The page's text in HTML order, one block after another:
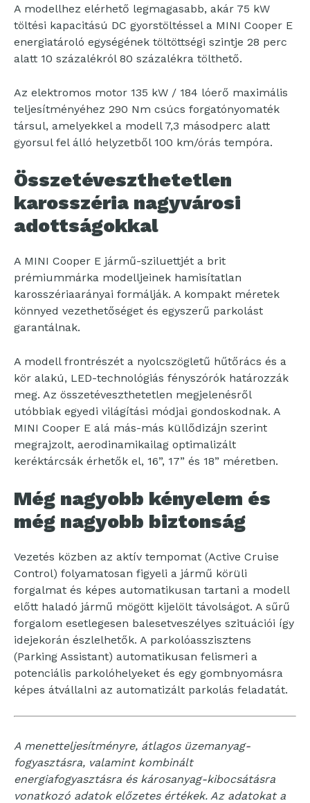
A modellhez elérhető legmagasabb, akár 75 kW
töltési kapacitású DC gyorstöltéssel a MINI Cooper E
energiatároló egységének töltöttségi szintje 28 perc
alatt 10 százalékról 80 százalékra tölthető.
Az elektromos motor 135 kW / 184 lóerő maximális
teljesítményéhez 290 Nm csúcs forgatónyomaték
társul, amelyekkel a modell 7,3 másodperc alatt
gyorsul fel álló helyzetből 100 km/órás tempóra.
Összetéveszthetetlen
karosszéria nagyvárosi
adottságokkal
A MINI Cooper E jármű-sziluettjét a brit
prémiummárka modelljeinek hamisítatlan
karosszériaarányai formálják. A kompakt méretek
könnyed vezethetőséget és egyszerű parkolást
garantálnak.
A modell frontrészét a nyolcszögletű hűtőrács és a
kör alakú, LED-technológiás fényszórók határozzák
meg. Az összetéveszthetetlen megjelenésről
utóbbiak egyedi világítási módjai gondoskodnak. A
MINI Cooper E alá más-más küllődizájn szerint
megrajzolt, aerodinamikailag optimalizált
keréktárcsák érhetők el, 16”, 17” és 18” méretben.
Még nagyobb kényelem és
még nagyobb biztonság
Vezetés közben az aktív tempomat (Active Cruise
Control) folyamatosan figyeli a jármű körüli
forgalmat és képes automatikusan tartani a modell
előtt haladó jármű mögött kijelölt távolságot. A sűrű
forgalom esetlegesen balesetveszélyes szituációi így
idejekorán észlelhetők. A parkolóasszisztens
(Parking Assistant) automatikusan felismeri a
potenciális parkolóhelyeket és egy gombnyomásra
képes átvállalni az automatizált parkolás feladatát.
A menetteljesítményre, átlagos üzemanyag-
fogyasztásra, valamint kombinált
energiafogyasztásra és károsanyag-kibocsátásra
vonatkozó adatok előzetes értékek. Az adatokat a